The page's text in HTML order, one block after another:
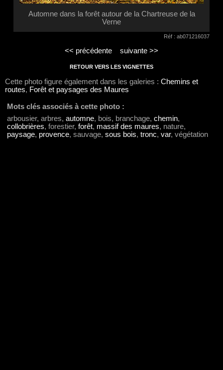
Automne dans la forêt autour de la Chartreuse de la
Verne
Réf : ab071216037
<< précédente suivante >>
RETOUR VERS LES VIGNETTES
Cette photo figure également dans les galeries : Chemins et
routes, Forêt et paysages des Maures
Mots clés associés à cette photo :
arbousier, arbres, automne, bois, branchage, chemin,
collobrières, forestier, forêt, massif des maures, nature,
paysage, provence, sauvage, sous bois, tronc, var, végétation